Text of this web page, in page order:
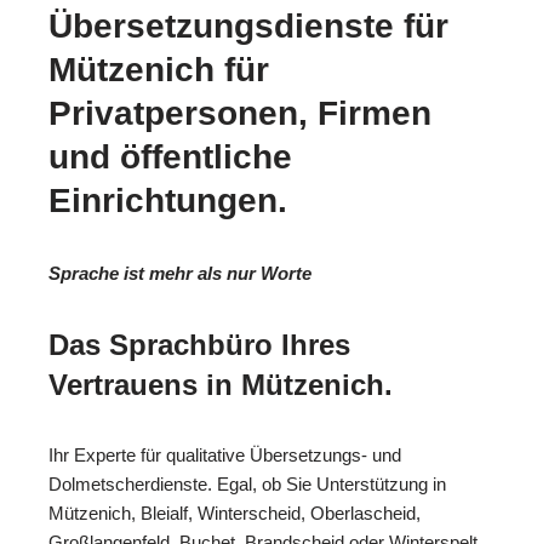
Übersetzungsdienste für
Mützenich für
Privatpersonen, Firmen
und öffentliche
Einrichtungen.
Sprache ist mehr als nur Worte
Das Sprachbüro Ihres
Vertrauens in Mützenich.
Ihr Experte für qualitative Übersetzungs- und
Dolmetscherdienste. Egal, ob Sie Unterstützung in
Mützenich, Bleialf, Winterscheid, Oberlascheid,